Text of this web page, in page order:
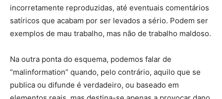
incorretamente reproduzidas, até eventuais comentários
satíricos que acabam por ser levados a sério. Podem ser
exemplos de mau trabalho, mas não de trabalho maldoso.
Na outra ponta do esquema, podemos falar de
“malinformation” quando, pelo contrário, aquilo que se
publica ou difunde é verdadeiro, ou baseado em